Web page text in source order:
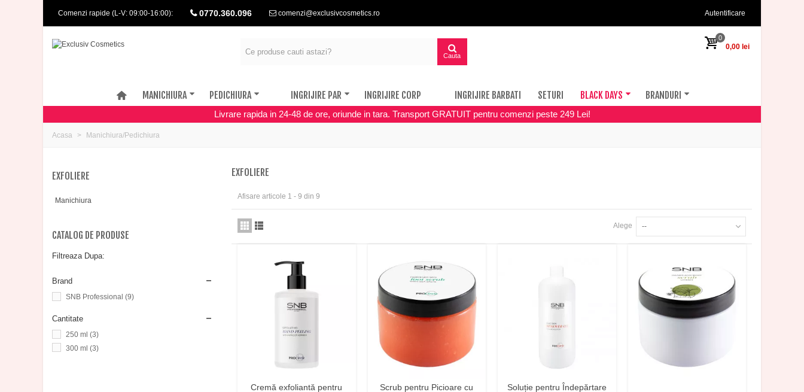
Comenzi rapide (L-V: 09:00-16:00): 0770.360.096 comenzi@exclusivcosmetics.ro Autentificare
0
0,00 lei
Cauta
MANICHIURA PEDICHIURA INGRIJIRE PAR INGRIJIRE CORP INGRIJIRE BARBATI SETURI BLACK DAYS BRANDURI
Livrare rapida in 24-48 de ore, oriunde in tara. Transport GRATUIT pentru comenzi peste 249 Lei!
Acasa Manichiura/Pedichiura
EXFOLIERE
Manichiura
CATALOG DE PRODUSE
Filtreaza Dupa:
Brand
SNB Professional (9)
Cantitate
250 ml (3)
300 ml (3)
EXFOLIERE
Afisare articole 1 - 9 din 9
Alege --
Previzualizare
Cremă exfoliantă pentru
Previzualizare
Scrub pentru Picioare cu
Previzualizare
Soluție pentru Îndepărtare